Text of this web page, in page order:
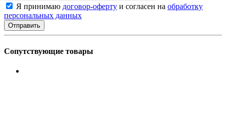
Я принимаю договор-оферту и согласен на обработку
персональных данных
Сопутствующие товары